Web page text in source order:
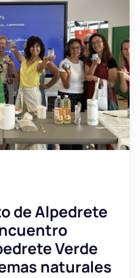
de Alpedrete
Verde
naturales